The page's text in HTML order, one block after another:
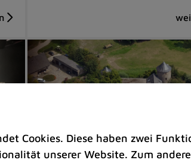
Cookies. Diese haben zwei
unserer Website. Zum